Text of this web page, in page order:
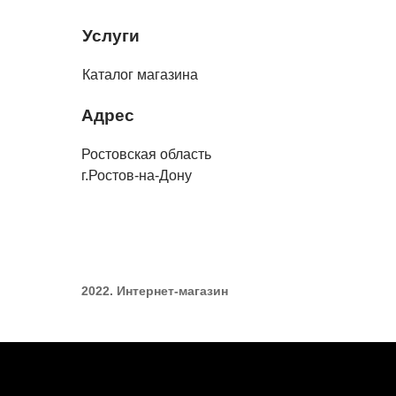
Каталог магазина
2022. Интернет-магазин
Услуги
Ростовская область
г.Ростов-на-Дону
Адрес